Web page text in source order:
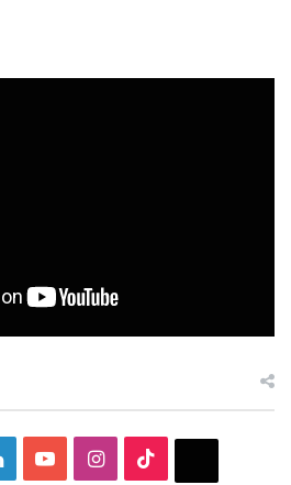
LinkedInYouTubeInstagram